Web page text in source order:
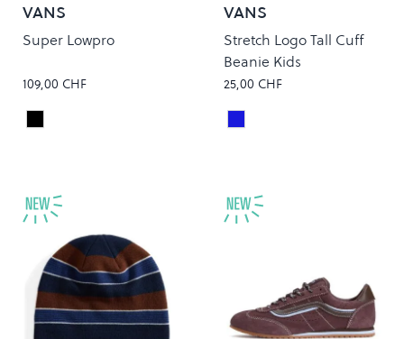
VANS
Super Lowpro
109,00 CHF
Colour
Black/White
VANS
Stretch Logo Tall Cuff
Beanie Kids
25,00 CHF
Colour
Classic Blue